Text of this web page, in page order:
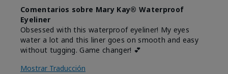
Comentarios sobre Mary Kay® Waterproof
Eyeliner
Obsessed with this waterproof eyeliner! My eyes
water a lot and this liner goes on smooth and easy
without tugging. Game changer! 💕
Mostrar Traducción